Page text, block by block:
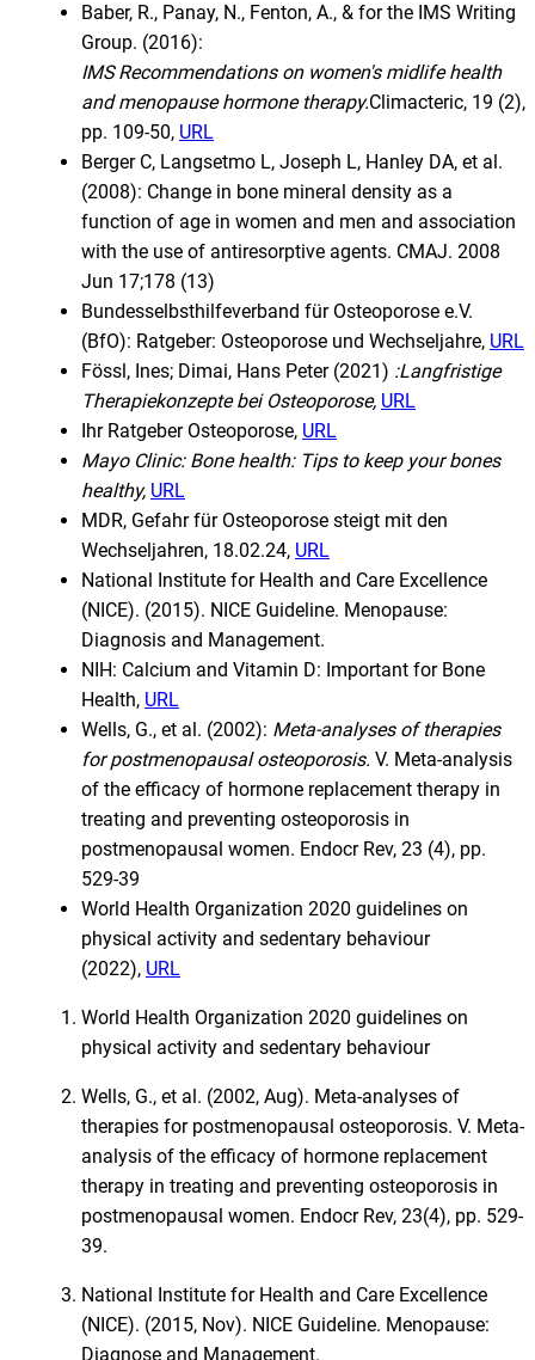
Baber, R., Panay, N., Fenton, A., & for the IMS Writing
Group. (2016):
IMS Recommendations on women's midlife health
and menopause hormone therapy.Climacteric, 19 (2),
pp. 109-50, URL
Berger C, Langsetmo L, Joseph L, Hanley DA, et al.
(2008): Change in bone mineral density as a
function of age in women and men and association
with the use of antiresorptive agents. CMAJ. 2008
Jun 17;178 (13)
Bundesselbsthilfeverband für Osteoporose e.V.
(BfO): Ratgeber: Osteoporose und Wechseljahre, URL
Fössl, Ines; Dimai, Hans Peter (2021) :Langfristige
Therapiekonzepte bei Osteoporose, URL
Ihr Ratgeber Osteoporose, URL
Mayo Clinic: Bone health: Tips to keep your bones
healthy, URL
MDR, Gefahr für Osteoporose steigt mit den
Wechseljahren, 18.02.24, URL
National Institute for Health and Care Excellence
(NICE). (2015). NICE Guideline. Menopause:
Diagnosis and Management.
NIH: Calcium and Vitamin D: Important for Bone
Health, URL
Wells, G., et al. (2002): Meta-analyses of therapies
for postmenopausal osteoporosis. V. Meta-analysis
of the efficacy of hormone replacement therapy in
treating and preventing osteoporosis in
postmenopausal women. Endocr Rev, 23 (4), pp.
529-39
World Health Organization 2020 guidelines on
physical activity and sedentary behaviour
(2022), URL
World Health Organization 2020 guidelines on
physical activity and sedentary behaviour
Wells, G., et al. (2002, Aug). Meta-analyses of
therapies for postmenopausal osteoporosis. V. Meta-
analysis of the efficacy of hormone replacement
therapy in treating and preventing osteoporosis in
postmenopausal women. Endocr Rev, 23(4), pp. 529-
39.
National Institute for Health and Care Excellence
(NICE). (2015, Nov). NICE Guideline. Menopause:
Diagnose and Management.